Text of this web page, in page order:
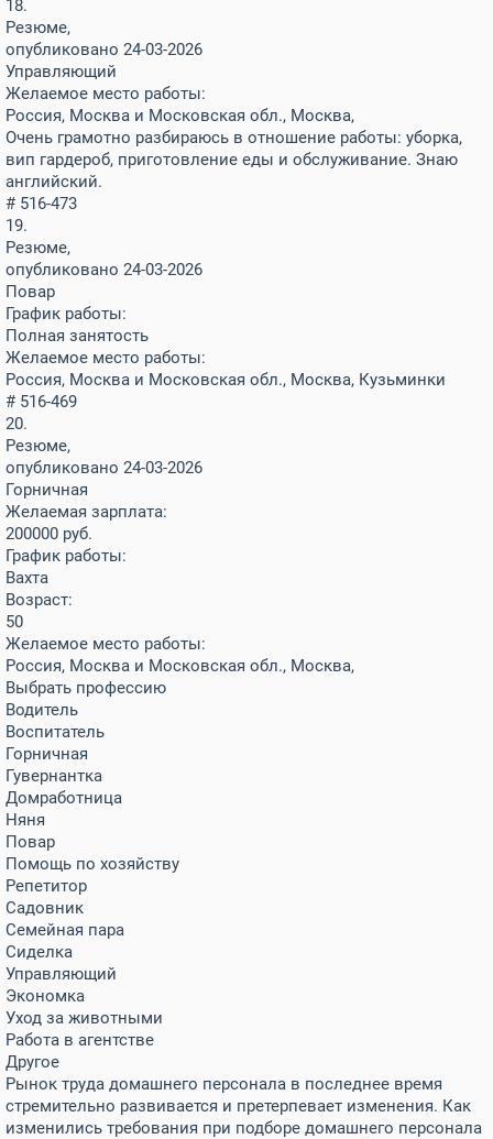
18.
Резюме,
опубликовано 24-03-2026
Управляющий
Желаемое место работы:
Россия, Москва и Московская обл., Москва,
Очень грамотно разбираюсь в отношение работы: уборка,
вип гардероб, приготовление еды и обслуживание. Знаю
английский.
# 516-473
19.
Резюме,
опубликовано 24-03-2026
Повар
График работы:
Полная занятость
Желаемое место работы:
Россия, Москва и Московская обл., Москва, Кузьминки
# 516-469
20.
Резюме,
опубликовано 24-03-2026
Горничная
Желаемая зарплата:
200000 руб.
График работы:
Вахта
Возраст:
50
Желаемое место работы:
Россия, Москва и Московская обл., Москва,
Выбрать профессию
Водитель
Воспитатель
Горничная
Гувернантка
Домработница
Няня
Повар
Помощь по хозяйству
Репетитор
Садовник
Семейная пара
Сиделка
Управляющий
Экономка
Уход за животными
Работа в агентстве
Другое
Рынок труда домашнего персонала в последнее время
стремительно развивается и претерпевает изменения. Как
изменились требования при подборе домашнего персонала